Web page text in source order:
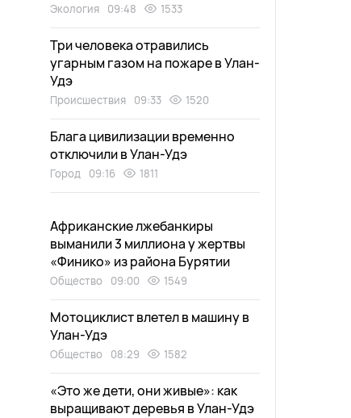
Экология 09:48 1533
Три человека отравились
угарным газом на пожаре в Улан-
Удэ
Происшествия 09:33 1520
Блага цивилизации временно
отключили в Улан-Удэ
Город 09:16 1811
Африканские лжебанкиры
выманили 3 миллиона у жертвы
«Финико» из района Бурятии
Общество 09:00 1549
Мотоциклист влетел в машину в
Улан-Удэ
Общество 08:29 1582
«Это же дети, они живые»: как
выращивают деревья в Улан-Удэ